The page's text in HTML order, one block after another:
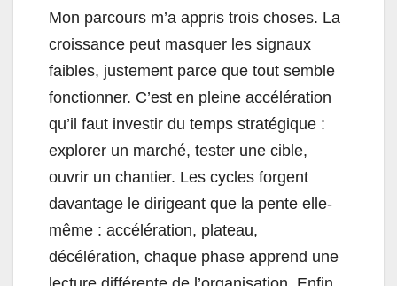
Mon parcours m’a appris trois choses. La
croissance peut masquer les signaux
faibles, justement parce que tout semble
fonctionner. C’est en pleine accélération
qu’il faut investir du temps stratégique :
explorer un marché, tester une cible,
ouvrir un chantier. Les cycles forgent
davantage le dirigeant que la pente elle-
même : accélération, plateau,
décélération, chaque phase apprend une